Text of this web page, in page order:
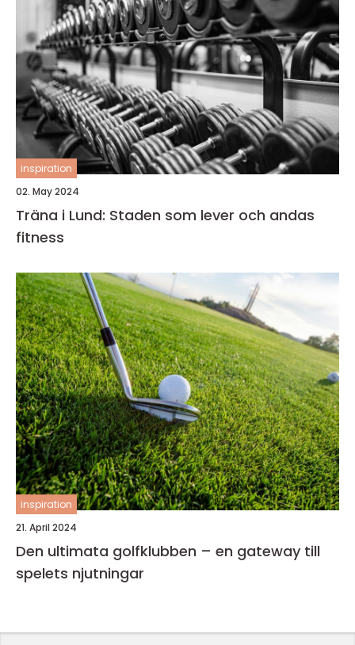
inspiration
02. May 2024
Träna i Lund: Staden som lever och andas
fitness
inspiration
21. April 2024
Den ultimata golfklubben – en gateway till
spelets njutningar